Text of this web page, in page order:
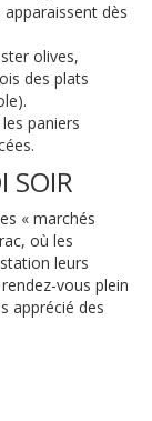
dès
olives,
des plats
paniers
SOIR
« marchés
où les
leurs
vous plein
apprécié des